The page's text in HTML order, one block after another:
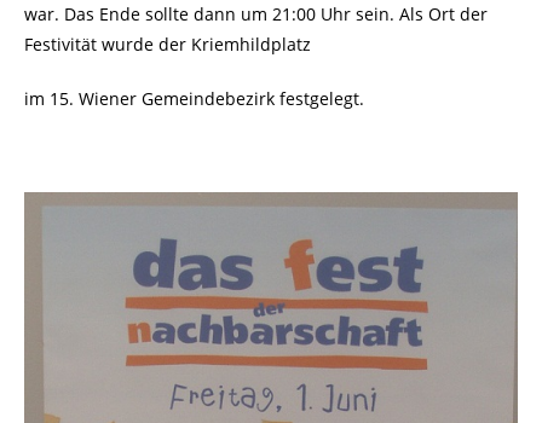
war. Das Ende sollte dann um 21:00 Uhr sein. Als Ort der
Festivität wurde der Kriemhildplatz
im 15. Wiener Gemeindebezirk festgelegt.